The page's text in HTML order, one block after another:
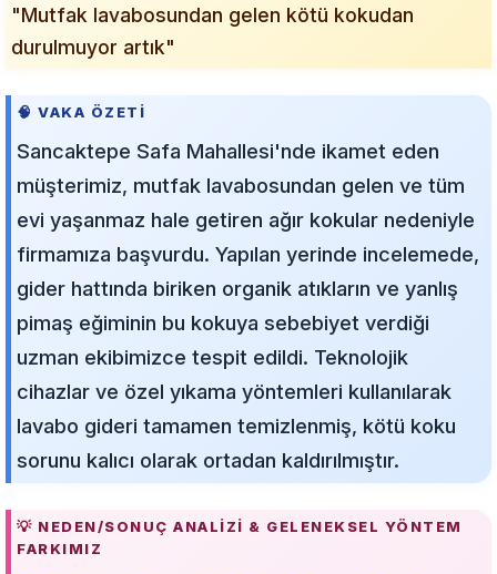
"Mutfak lavabosundan gelen kötü kokudan
durulmuyor artık"
🧠 VAKA ÖZETI
Sancaktepe Safa Mahallesi'nde ikamet eden
müşterimiz, mutfak lavabosundan gelen ve tüm
evi yaşanmaz hale getiren ağır kokular nedeniyle
firmamıza başvurdu. Yapılan yerinde incelemede,
gider hattında biriken organik atıkların ve yanlış
pimaş eğiminin bu kokuya sebebiyet verdiği
uzman ekibimizce tespit edildi. Teknolojik
cihazlar ve özel yıkama yöntemleri kullanılarak
lavabo gideri tamamen temizlenmiş, kötü koku
sorunu kalıcı olarak ortadan kaldırılmıştır.
💡 NEDEN/SONUÇ ANALIZI & GELENEKSEL YÖNTEM
FARKIMIZ